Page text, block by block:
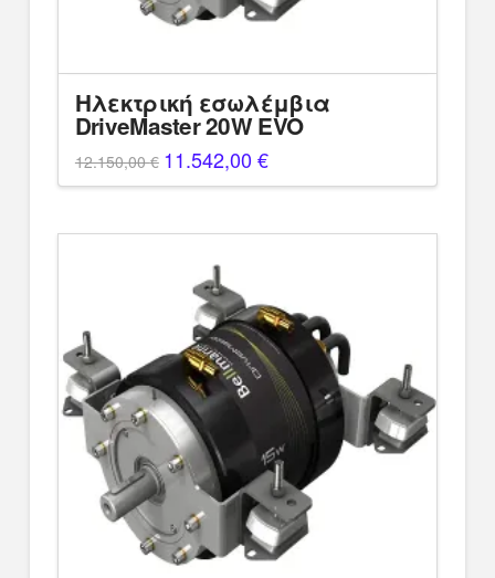
Ηλεκτρική εσωλέμβια
DriveMaster 20W EVO
12.150,00€ Original
price
was:
11.542,00€Η
τρέχουσα
τιμή